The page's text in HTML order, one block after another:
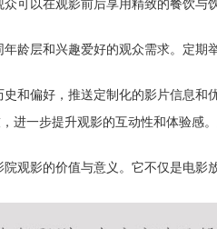
龄层和兴趣爱好的观众需求。定
和偏好，推送定制化的影片信息和
一步提升观影的互动性和体验感
观影的价值与意义。它不仅是电影